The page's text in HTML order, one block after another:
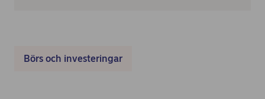
Börs och investeringar